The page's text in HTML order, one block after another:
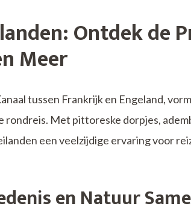
Ontdek de
Meer
tussen Frankrijk en Engeland,
rondreis. Met pittoreske dorpjes,
een veelzijdige ervaring voor
en Natuur